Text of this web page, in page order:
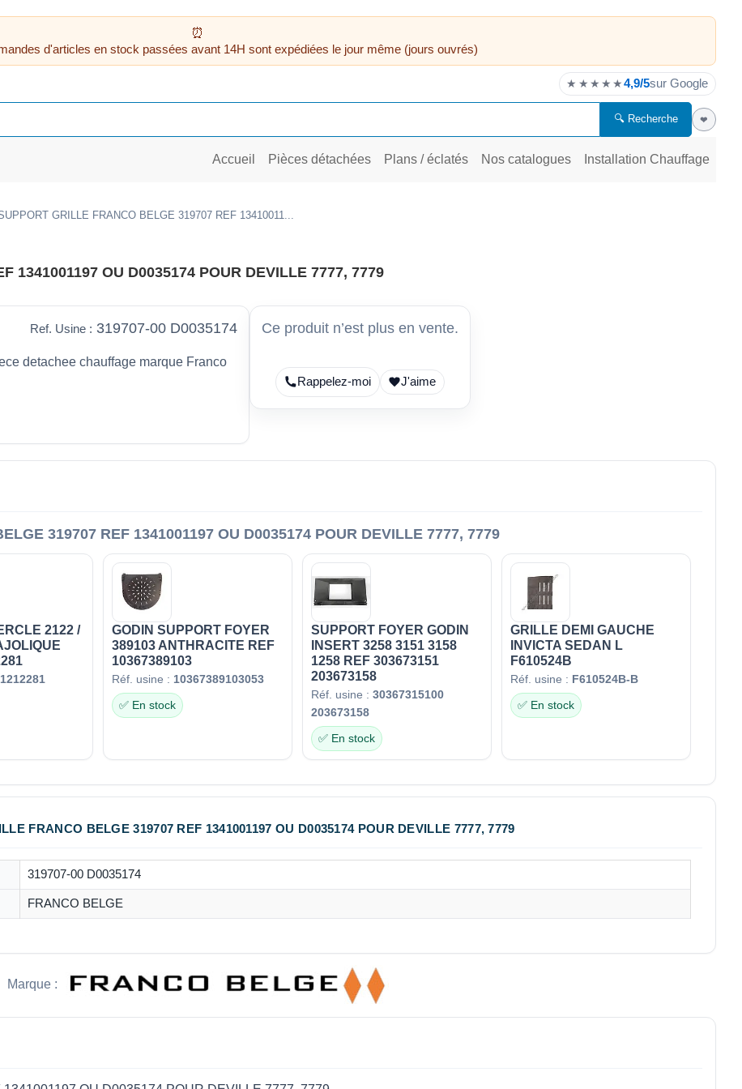
d'articles en stock passées avant 14H sont expédiées le jour même (jours ouvrés)
★★★★★4,9/5sur Google
🔍 Recherche ❤
Accueil Pièces détachées Plans / éclatés Nos catalogues Installation Chauffage
GRILLE FRANCO BELGE 319707 REF 13410011...
1341001197 OU D0035174 POUR DEVILLE 7777, 7779
Ref. Usine : 319707-00 D0035174
detachee chauffage marque Franco
Ce produit n’est plus en vente.
Rappelez-moi J'aime
319707 REF 1341001197 OU D0035174 POUR DEVILLE 7777, 7779
2122 /
GODIN SUPPORT FOYER
389103 ANTHRACITE REF
10367389103
Réf. usine : 10367389103053
✅ En stock
SUPPORT FOYER GODIN
INSERT 3258 3151 3158
1258 REF 303673151
203673158
Réf. usine : 30367315100
203673158
✅ En stock
GRILLE DEMI GAUCHE
INVICTA SEDAN L
F610524B
Réf. usine : F610524B-B
✅ En stock
FRANCO BELGE 319707 REF 1341001197 OU D0035174 POUR DEVILLE 7777, 7779
319707-00 D0035174
FRANCO BELGE
Marque :